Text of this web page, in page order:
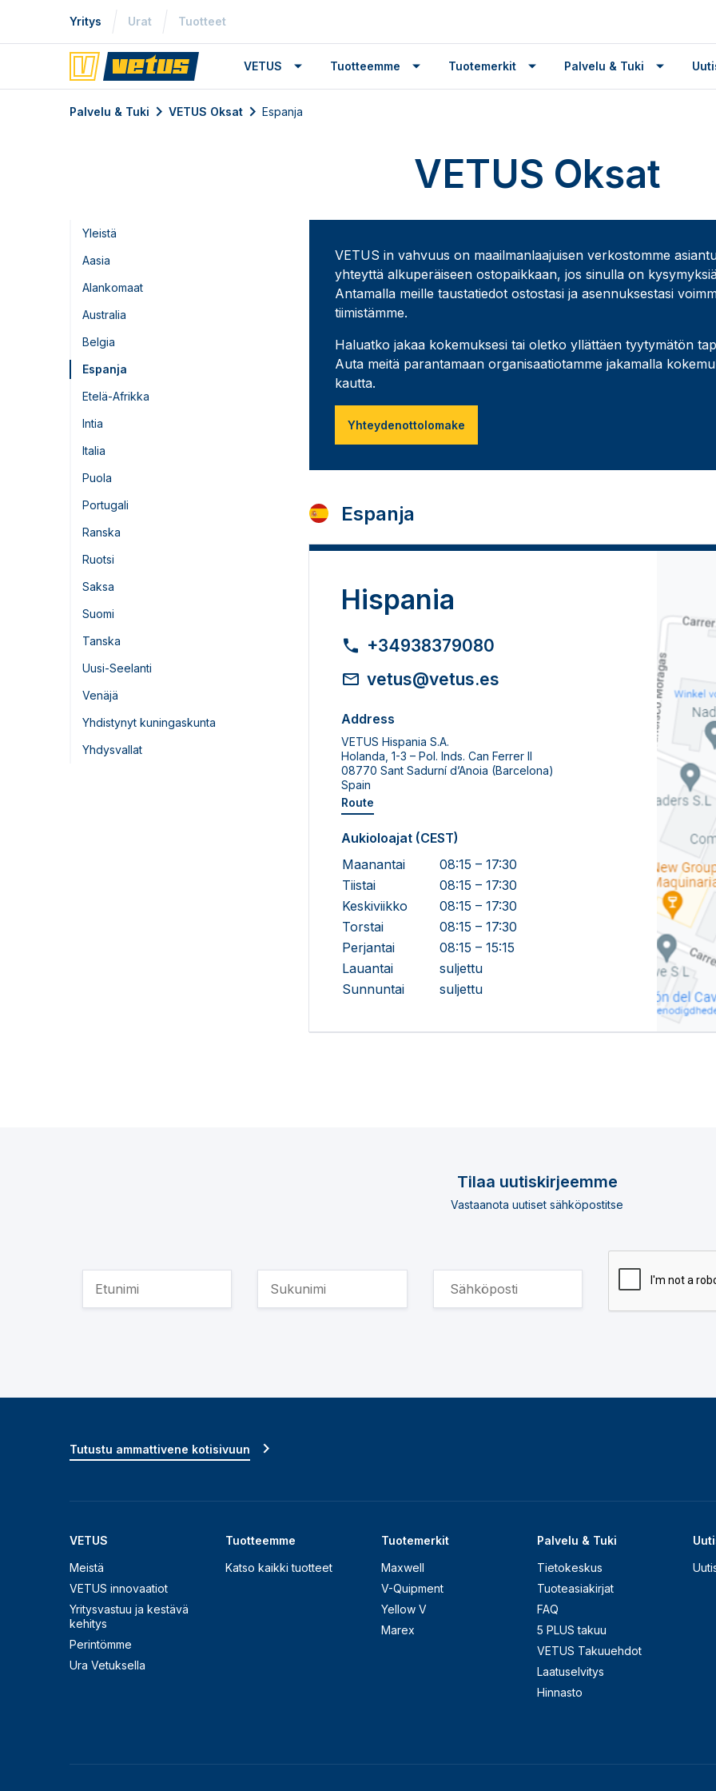
Yritys Urat Tuotteet
VETUS Tuotteemme Tuotemerkit Palvelu & Tuki
Palvelu & Tuki VETUS Oksat Espanja
VETUS Oksat
Yleistä
Aasia
Alankomaat
Australia
Belgia
Espanja
Etelä-Afrikka
Intia
Italia
Puola
Portugali
Ranska
Ruotsi
Saksa
Suomi
Tanska
Uusi-Seelanti
Venäjä
Yhdistynyt kuningaskunta
Yhdysvallat
VETUS in vahvuus on maailmanlaajuisen verkostomme
yhteyttä alkuperäiseen ostopaikkaan, jos sinulla on
Antamalla meille taustatiedot ostostasi ja asennuksestasi
tiimistämme.
Haluatko jakaa kokemuksesi tai oletko yllättäen tyytymätön
Auta meitä parantamaan organisaatiotamme jakamalla
kautta.
Yhteydenottolomake
Espanja
Hispania
+34938379080
vetus@vetus.es
Address
VETUS Hispania S.A.
Holanda, 1-3 – Pol. Inds. Can Ferrer II
08770 Sant Sadurní d’Anoia (Barcelona)
Spain
Route
Aukioloajat (CEST)
Maanantai
08:15 – 17:30
Tiistai
08:15 – 17:30
Keskiviikko
08:15 – 17:30
Torstai
08:15 – 17:30
Perjantai
08:15 – 15:15
Lauantai
suljettu
Sunnuntai
suljettu
Tilaa uutiskirjeemme
Vastaanota uutiset sähköpostitse
VETUS
Meistä
VETUS innovaatiot
Yritysvastuu ja kestävä
kehitys
Perintömme
Ura Vetuksella
Tuotteemme
Katso kaikki tuotteet
Tuotemerkit
Maxwell
V-Quipment
Yellow V
Marex
Palvelu & Tuki
Tietokeskus
Tuoteasiakirjat
FAQ
5 PLUS takuu
VETUS Takuuehdot
Laatuselvitys
Hinnasto
Tutustu ammattivene kotisivuun